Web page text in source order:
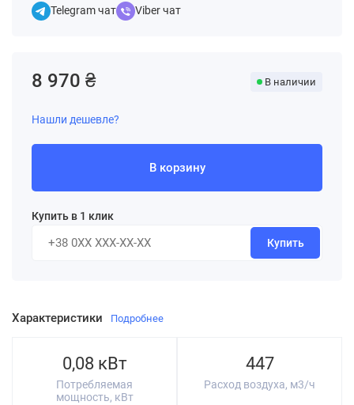
Telegram чат Viber чат
Характеристики Подробнее
0,08 кВт
Потребляемая
мощность, кВт
447
Расход воздуха, м3/ч
8 970 ₴ В наличии
Нашли дешевле?
В корзину
Купить в 1 клик
Купить